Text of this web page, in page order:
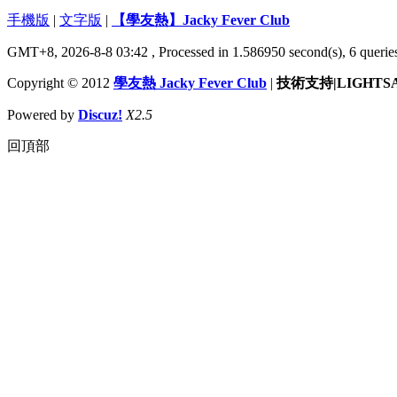
手機版 | 文字版 | 【學友熱】Jacky Fever Club
GMT+8, 2026-8-8 03:42 , Processed in 1.586950 second(s), 6
Copyright © 2012 學友熱 Jacky Fever Club | 技術支持
Powered by Discuz! X2.5
回頂部